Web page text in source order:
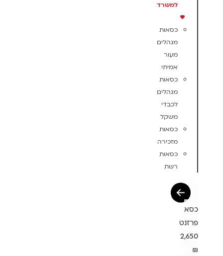
למשרד
כסאות
מנהלים
מעור
אמיתי
כסאות
מנהלים
לכבדי
משקל
כסאות
מזכירה
כסאות
רשת
כסא
פרזנט
2,650
₪